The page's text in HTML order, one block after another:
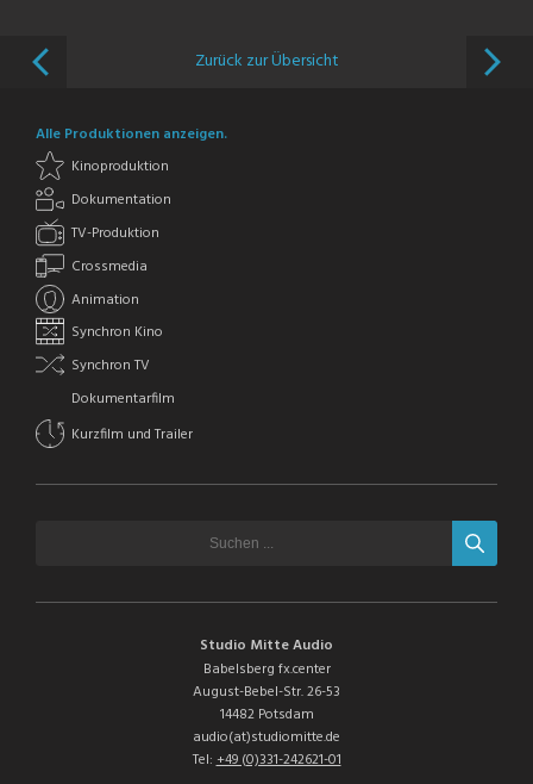
Zurück zur Übersicht
Alle Produktionen anzeigen.
Kinoproduktion
Dokumentation
TV-Produktion
Crossmedia
Animation
Synchron Kino
Synchron TV
Dokumentarfilm
Kurzfilm und Trailer
Studio Mitte Audio
Babelsberg fx.center
August-Bebel-Str. 26-53
14482 Potsdam
audio(at)studiomitte.de
Tel:+49 (0)331-242621-01